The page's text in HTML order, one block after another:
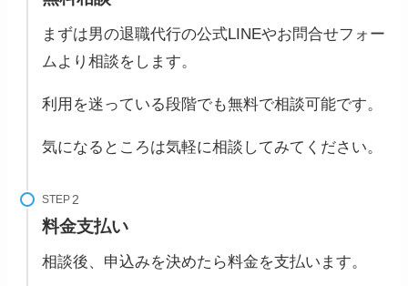
まずは男の退職代行の公式LINEやお問合せフォー
ムより相談をします。
利用を迷っている段階でも無料で相談可能です。
気になるところは気軽に相談してみてください。
STEP
料金支払い
相談後、申込みを決めたら料金を支払います。